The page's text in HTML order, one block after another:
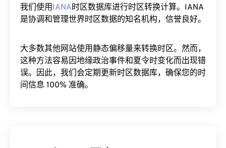
我们使用IANA时区数据库进行时区转换计算。IANA
是协调和管理世界时区数据的知名机构，信誉良好。
大多数其他网站使用静态偏移量来转换时区。然而，
这种方法容易因地缘政治事件和夏令时变化而出现错
误。因此，我们会定期更新时区数据库，确保您的时
间信息 100% 准确。